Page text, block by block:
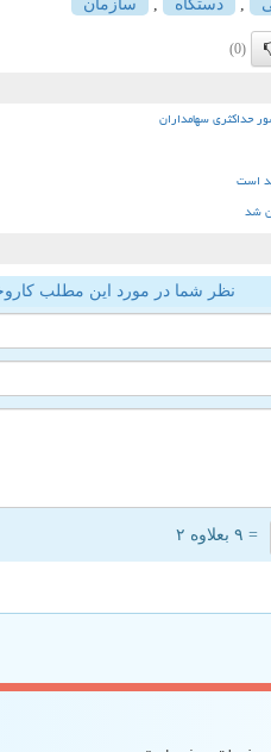
دستگاه سازمان
(0)
حداکثری سهامداران
است
شد
نظر شما در مورد این مطلب
= ۹ بعلاوه ۲